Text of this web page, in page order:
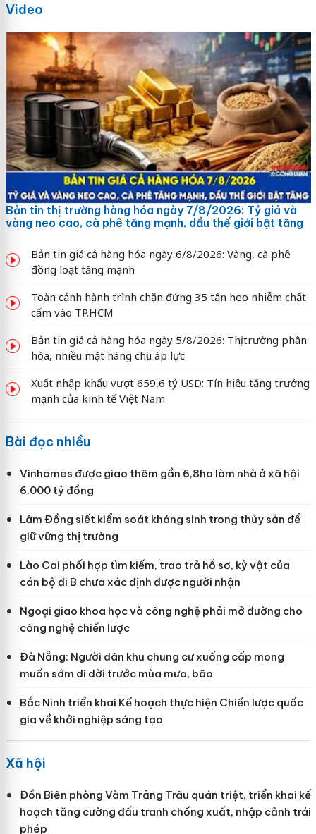
Video
Bản tin thị trường hàng hóa ngày 7/8/2026: Tỷ giá và
vàng neo cao, cà phê tăng mạnh, dầu thế giới bật tăng
Bản tin giá cả hàng hóa ngày 6/8/2026: Vàng, cà phê
đồng loạt tăng mạnh
Toàn cảnh hành trình chặn đứng 35 tấn heo nhiễm chất
cấm vào TP.HCM
Bản tin giá cả hàng hóa ngày 5/8/2026: Thị trường phân
hóa, nhiều mặt hàng chịu áp lực
Xuất nhập khẩu vượt 659,6 tỷ USD: Tín hiệu tăng trưởng
mạnh của kinh tế Việt Nam
Bài đọc nhiều
Vinhomes được giao thêm gần 6,8ha làm nhà ở xã hội
6.000 tỷ đồng
Lâm Đồng siết kiểm soát kháng sinh trong thủy sản để
giữ vững thị trường
Lào Cai phối hợp tìm kiếm, trao trả hồ sơ, kỷ vật của
cán bộ đi B chưa xác định được người nhận
Ngoại giao khoa học và công nghệ phải mở đường cho
công nghệ chiến lược
Đà Nẵng: Người dân khu chung cư xuống cấp mong
muốn sớm di dời trước mùa mưa, bão
Bắc Ninh triển khai Kế hoạch thực hiện Chiến lược quốc
gia về khởi nghiệp sáng tạo
Xã hội
Đồn Biên phòng Vàm Trảng Trâu quán triệt, triển khai kế
hoạch tăng cường đấu tranh chống xuất, nhập cảnh trái
phép